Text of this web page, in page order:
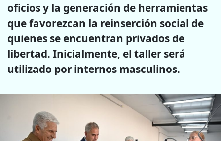
oficios y la generación de herramientas
que favorezcan la reinserción social de
quienes se encuentran privados de
libertad. Inicialmente, el taller será
utilizado por internos masculinos.